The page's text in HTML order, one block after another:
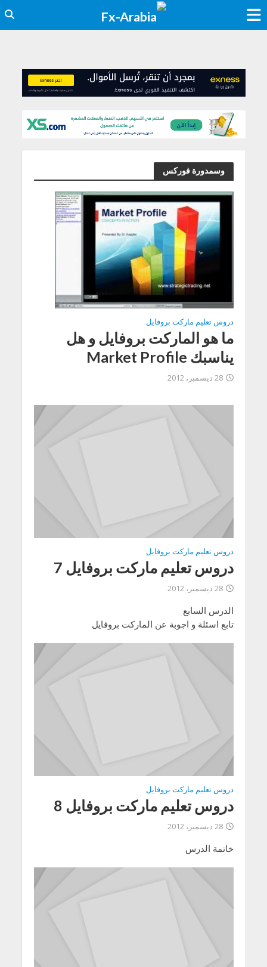
وسمدورة فوركس
دروس تعليم ماركت بروفايل
ما هو الماركت بروفايل و هل
يناسبك Market Profile
28 ديسمبر، 2012
دروس تعليم ماركت بروفايل
دروس تعليم ماركت بروفايل 7
28 ديسمبر، 2012
الدرس السابع
تابع اسئلة و اجوبة عن الماركت بروفايل
دروس تعليم ماركت بروفايل
دروس تعليم ماركت بروفايل 8
28 ديسمبر، 2012
خاتمة الدرس